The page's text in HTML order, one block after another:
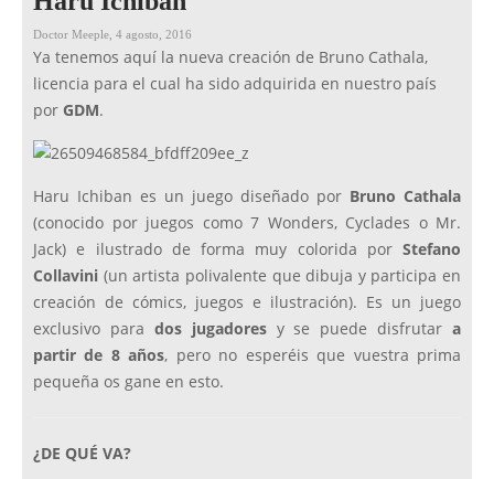
Doctor Meeple 4 agosto, 2016
Ya tenemos aquí la nueva creación de Bruno Cathala,
licencia para el cual ha sido adquirida en nuestro país
por GDM.
Haru Ichiban es un juego diseñado por Bruno Cathala
(conocido por juegos como 7 Wonders, Cyclades o Mr.
Jack) e ilustrado de forma muy colorida por Stefano
Collavini (un artista polivalente que dibuja y participa en
creación de cómics, juegos e ilustración). Es un juego
exclusivo para dos jugadoresy se puede disfrutar a
partir de 8 años, pero no esperéis que vuestra prima
pequeña os gane en esto.
¿DE QUÉ VA?